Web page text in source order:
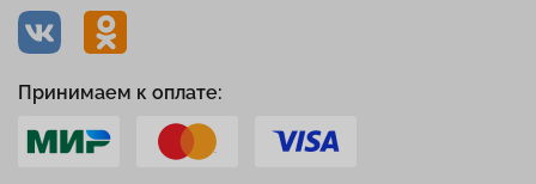
Принимаем к оплате: